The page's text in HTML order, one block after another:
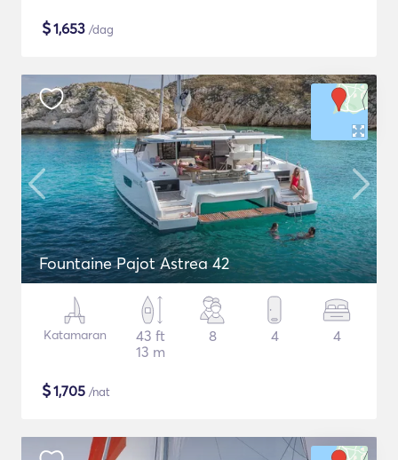
$1,653 /dag
Fountaine Pajot Astrea 42
Katamaran
43 ft
13 m
8 4 4
$1,705 /nat